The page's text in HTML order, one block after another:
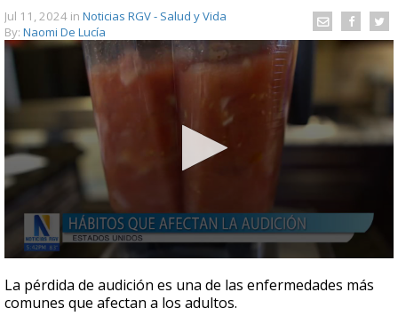
Jul 11, 2024 in Noticias RGV - Salud y Vida
By: Naomi De Lucía
seconds
of
2
La pérdida de audición es una de las enfermedades más
comunes que afectan a los adultos.